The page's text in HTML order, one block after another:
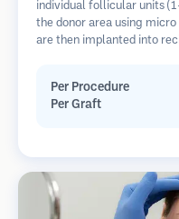
individual follicular units
the donor area using
are then implanted into
Per Procedure
Per Graft